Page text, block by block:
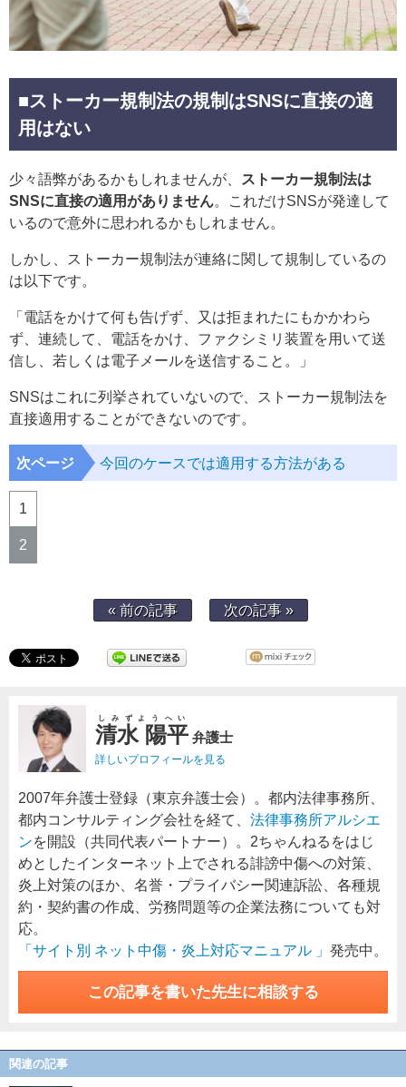
■ストーカー規制法の規制はSNSに直接の適
用はない
少々語弊があるかもしれませんが、
ストーカー規制法は
SNSに直接の適用がありません。これだけSNSが発達して
いるので意外に思われるかもしれません。
しかし、ストーカー規制法が連絡に関して規制しているの
は以下です。
「電話をかけて何も告げず、又は拒まれたにもかかわら
ず、連続して、電話をかけ、ファクシミリ装置を用いて送
信し、若しくは電子メールを送信すること。」
SNSはこれに列挙されていないので、ストーカー規制法を
直接適用することができないのです。
次ページ 今回のケースでは適用する方法がある
1
2
« 前の記事 次の記事 »
清水 陽平
しみずようへい
弁護士
詳しいプロフィールを見る
2007年弁護士登録（東京弁護士会）。都内法律事務所、
都内コンサルティング会社を経て、 法律事務所アルシエ
ンを開設（共同代表パートナー）。2ちゃんねるをはじ
めとしたインターネット上でされる誹謗中傷への対策、
炎上対策のほか、名誉・プライバシー関連訴訟、各種規
約・契約書の作成、労務問題等の企業法務についても対
応。
「サイト別 ネット中傷・炎上対応マニュアル 」 発売中。
この記事を書いた先生に相談する
関連の記事